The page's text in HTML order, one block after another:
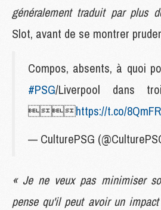
généralement traduit par plus
Slot, avant de se montrer
Compos, absents, à quoi
#PSG/Liverpool dans
https://t.co/
— CulturePSG
« Je ne veux pas minimiser
pense qu'il peut avoir un